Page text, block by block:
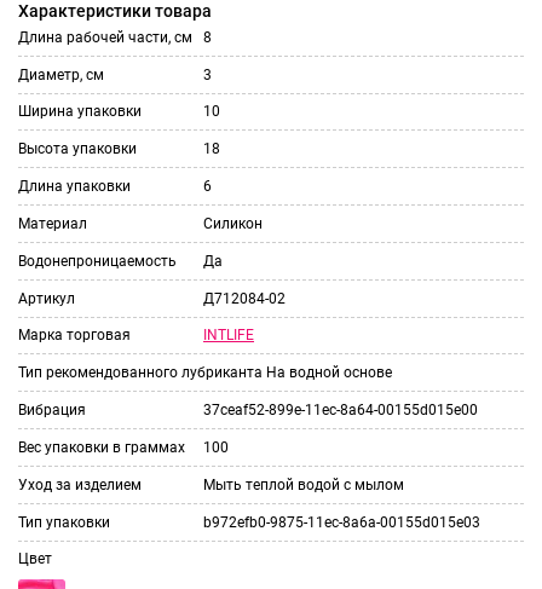
Характеристики товара
Длина рабочей части, см 8
Диаметр, см 3
Ширина упаковки 10
Высота упаковки 18
Длина упаковки 6
Материал Силикон
Водонепроницаемость Да
Артикул Д712084-02
Марка торговая INTLIFE
Тип рекомендованного лубриканта На водной основе
Вибрация 37ceaf52-899e-11ec-8a64-00155d015e00
Вес упаковки в граммах 100
Уход за изделием Мыть теплой водой с мылом
Тип упаковки b972efb0-9875-11ec-8a6a-00155d015e03
Цвет